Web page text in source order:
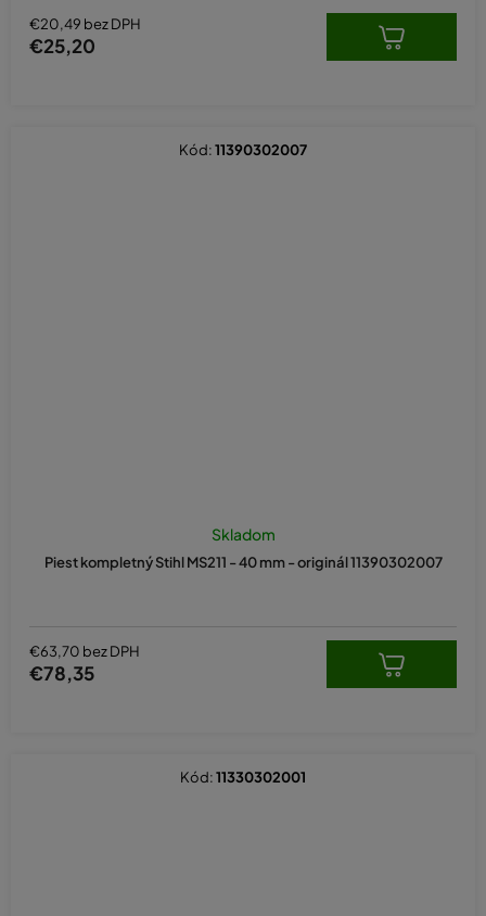
€20,49 bez DPH
€25,20
Piest kompletný Stihl MS211 - 40 mm - originál 11390302007
Skladom
€63,70 bez DPH
€78,35
Kód:11390302007
Kód:11330302001